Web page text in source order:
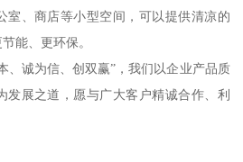
室、商店等小型空间，可以提供清凉的
能、更环保。
、诚为信、创双赢”，我们以企业产品质
发展之道，愿与广大客户精诚合作、利